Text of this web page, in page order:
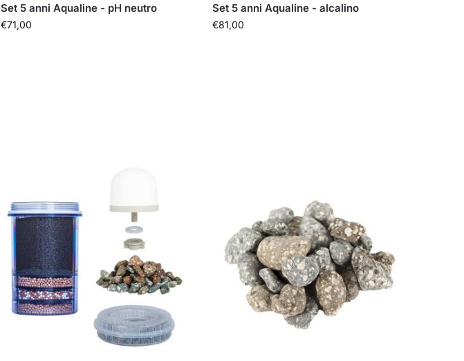
Set 5 anni Aqualine - pH neutro
€71,00
Set 5 anni Aqualine - alcalino
€81,00